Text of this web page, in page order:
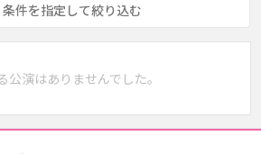
条件を指定して絞り込む
公演はありませんでした。